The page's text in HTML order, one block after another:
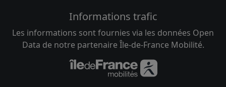
Informations trafic
Les informations sont fournies via les données Open
Data de notre partenaire Île-de-France Mobilité.